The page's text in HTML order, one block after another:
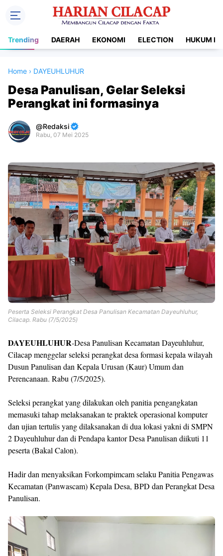
Trending DAERAH EKONOMI ELECTION HUKUM
Home › DAYEUHLUHUR
Desa Panulisan, Gelar Seleksi
Perangkat ini formasinya
Redaksi
Rabu, 07 Mei 2025
By
Raushan
Design
With
Shroff
Templates
Peserta Seleksi Perangkat Desa Panulisan Kecamatan Dayeuhluhur,
Cilacap. Rabu (7/5/2025)
DAYEUHLUHUR-Desa Panulisan Kecamatan Dayeuhluhur,
Cilacap menggelar seleksi perangkat desa formasi kepala wilayah
Dusun Panulisan dan Kepala Urusan (Kaur) Umum dan
Perencanaan. Rabu (7/5/2025).
Seleksi perangkat yang dilakukan oleh panitia pengangkatan
memasuki tahap melaksanakan te praktek operasional komputer
dan ujian tertulis yang dilaksanakan di dua lokasi yakni di SMPN
2 Dayeuhluhur dan di Pendapa kantor Desa Panulisan diikuti 11
peserta (Bakal Calon).
Hadir dan menyaksikan Forkompimcam selaku Panitia Pengawas
Kecamatan (Panwascam) Kepala Desa, BPD dan Perangkat Desa
Panulisan.